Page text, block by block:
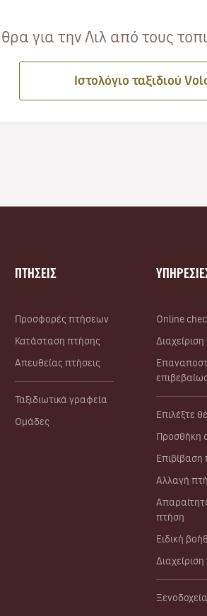
για την Λιλ από τους
Ιστολόγιο ταξιδιού
ΠΤΗΣΕΙΣ
Προσφορές πτήσεων
Κατάσταση πτήσης
Απευθείας πτήσεις
Ταξιδιωτικά γραφεία
Ομάδες
Online
Επιλέξτε
Προσθήκη
Επιβίβαση
Αλλαγή
πτήση
Ειδική
Διαχείριση
Ξενοδοχεία